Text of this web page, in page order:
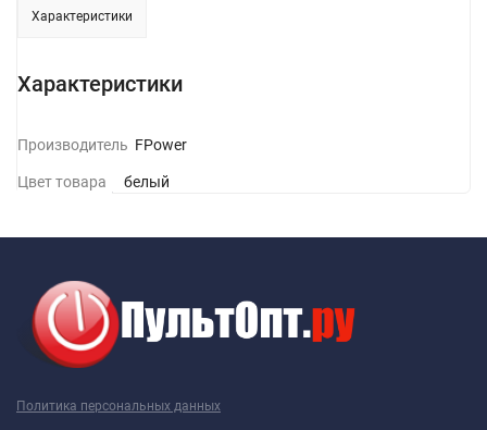
Характеристики
Характеристики
ПроизводительGFPower
Цвет товара белый
Политика персональных данных